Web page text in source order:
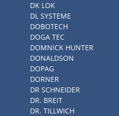
DK LOK
DL SYSTEME
DOBOTECH
DOGA TEC
DOMNICK HUNTER
DONALDSON
DOPAG
DORNER
DR SCHNEIDER
DR. BREIT
DR. TILLWICH